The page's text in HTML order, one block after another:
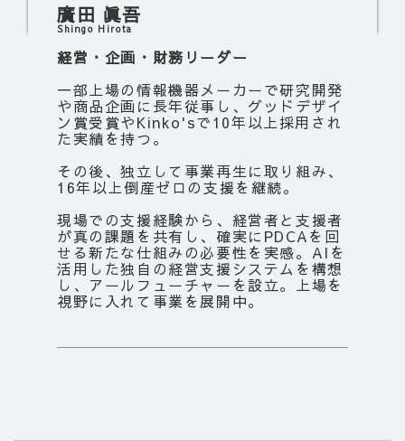
廣田 眞吾
Shingo Hirota
経営・企画・財務リーダー
一部上場の情報機器メーカーで研究開発
や商品企画に長年従事し、グッドデザイ
ン賞受賞やKinko'sで10年以上採用され
た実績を持つ。
その後、独立して事業再生に取り組み、
16年以上倒産ゼロの支援を継続。
現場での支援経験から、経営者と支援者
が真の課題を共有し、確実にPDCAを回
せる新たな仕組みの必要性を実感。AIを
活用した独自の経営支援システムを構想
し、アールフューチャーを設立。上場を
視野に入れて事業を展開中。